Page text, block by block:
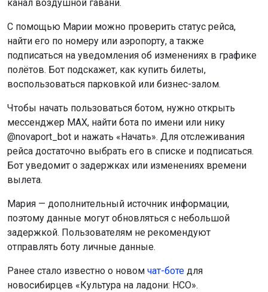
канал воздушной гавани.
С помощью Марии можно проверить статус рейса,
найти его по номеру или аэропорту, а также
подписаться на уведомления об изменениях в графике
полётов. Бот подскажет, как купить билеты,
воспользоваться парковкой или бизнес-залом.
Чтобы начать пользоваться ботом, нужно открыть
мессенджер MAX, найти бота по имени или нику
@novaport_bot и нажать «Начать». Для отслеживания
рейса достаточно выбрать его в списке и подписаться.
Бот уведомит о задержках или изменениях времени
вылета.
Мария — дополнительный источник информации,
поэтому данные могут обновляться с небольшой
задержкой. Пользователям не рекомендуют
отправлять боту личные данные.
Ранее стало известно о новом чат-боте для
новосибирцев «Культура на ладони: НСО».